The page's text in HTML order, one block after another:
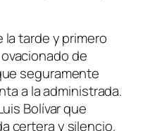
tarde y primero
de
seguramente
a la administrada.
Bolívar que
certera y silencio.